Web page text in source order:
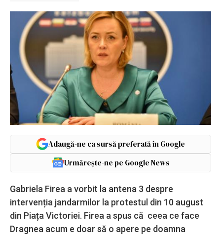
Adaugă-ne ca sursă preferată în Google
Urmărește-ne pe Google News
Gabriela Firea a vorbit la antena 3 despre
intervenția jandarmilor la protestul din 10 august
din Piața Victoriei. Firea a spus că ceea ce face
Dragnea acum e doar să o apere pe doamna